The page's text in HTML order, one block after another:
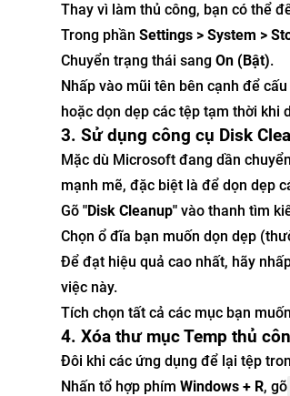
Thay vì làm thủ công, bạn có thể
Trong phần Settings > System >
Chuyển trạng thái sang On (Bật).
Nhấp vào mũi tên bên cạnh để
hoặc dọn dẹp các tệp tạm thời khi
3. Sử dụng công cụ Disk
Mặc dù Microsoft đang dần
mạnh mẽ, đặc biệt là để dọn dẹp
Gõ "Disk Cleanup" vào thanh tìm
Chọn ổ đĩa bạn muốn dọn dẹp
Để đạt hiệu quả cao nhất, hãy
việc này.
Tích chọn tất cả các mục bạn
4. Xóa thư mục Temp thủ
Đôi khi các ứng dụng để lại tệp
Nhấn tổ hợp phím Windows + R, gõ